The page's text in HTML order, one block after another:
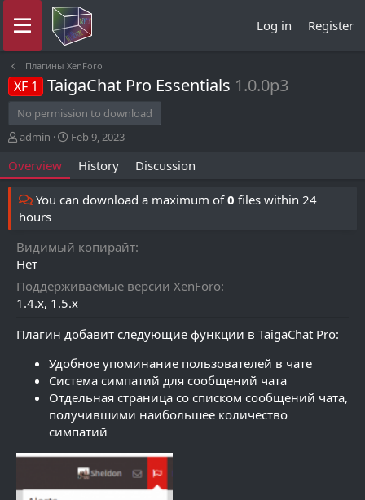
Log in Register
Плагины XenForo
XF 1 TaigaChat Pro Essentials 1.0.0p3
No permission to download
A
t
h
o
r
admin
C
t
d
t
Feb 9, 2023
Overview History Discussion
You can download a maximum of0 files within 24
hours
Видимый копирайт
Нет
Поддерживаемые версии XenForo
1.4.x 1.5.x
Плагин добавит следующие функции в TaigaChat Pro:
Удобное упоминание пользователей в чате
Система симпатий для сообщений чата
Отдельная страница со списком сообщений чата,
получившими наибольшее количество
симпатий